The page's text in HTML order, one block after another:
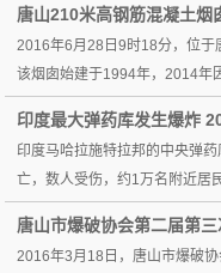
唐山210米高钢筋混凝土烟
2016年6月28日9时18分，位于
该烟囱始建于1994年，2014年
印度最大弹药库发生爆炸
印度马哈拉施特拉邦的中央弹
亡，数人受伤，约1万名附近居
唐山市爆破协会第二届第
2016年3月18日，唐山市爆破